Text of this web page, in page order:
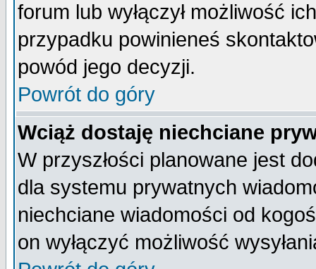
forum lub wyłączył możliwość
przypadku powinieneś
powód jego decyzji.
Powrót do góry
Wciąż dostaję niechciane
W przyszłości planowane jest
dla systemu prywatnych
niechciane wiadomości od
on wyłączyć możliwość